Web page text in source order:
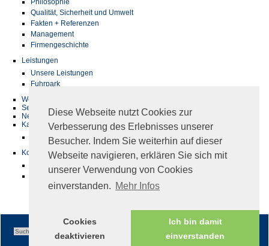
Diese Webseite nutzt Cookies zur
Verbesserung des Erlebnisses unserer
Besucher. Indem Sie weiterhin auf dieser
Webseite navigieren, erklären Sie sich mit
unserer Verwendung von Cookies
einverstanden. Mehr Infos
Cookies
deaktivieren
Ich bin damit
einverstanden
Philosophie
Qualität, Sicherheit und Umwelt
Fakten + Referenzen
Management
Firmengeschichte
Leistungen
Unsere Leistungen
Fuhrpark
Werkstatt
Service
News
Karriere
Kontakt
Adresse & Standort